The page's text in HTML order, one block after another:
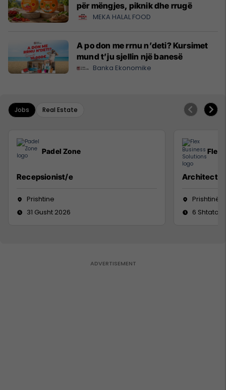
për mëngjes, piknik dhe rrugë
MEKA HALAL FOOD
A po don me rrnu n’deti? Kursimet
mund t’ju sjellin një banesë
Banka Ekonomike
Jobs Real Estate
Padel Zone
Recepsionist/e
Prishtine
31 Gusht 2026
Flex
Architect
Prishtinë
6 Shtator